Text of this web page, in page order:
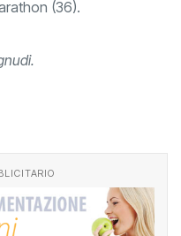
(36).